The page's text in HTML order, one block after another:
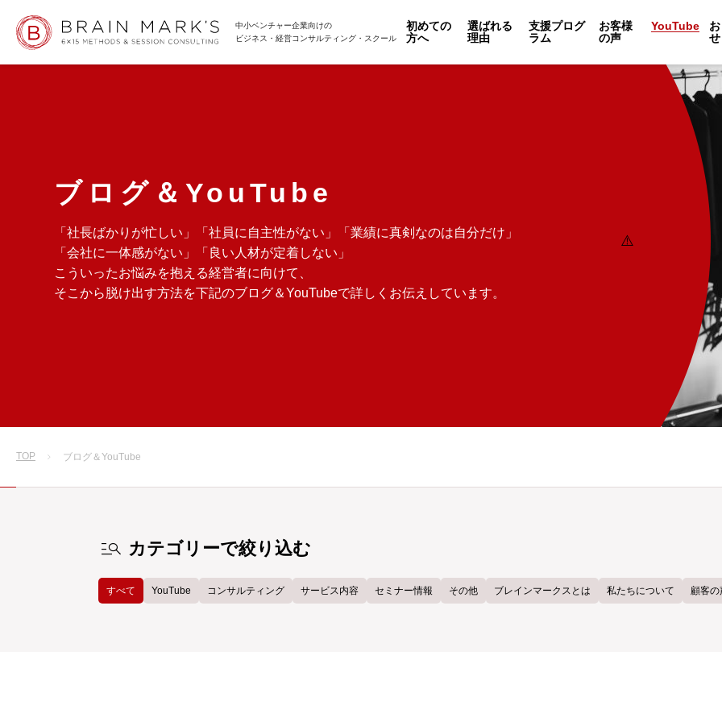
中小ベンチャー企業向けの
ビジネス・経営コンサルティング・スクール
初めての
方へ
選ばれる
理由
支援プログ
ラム
お客様
の声
YouTube
せ
ブログ＆YouTube
「社長ばかりが忙しい」「社員に自主性がない」「業績に真剣なのは自分だけ」
「会社に一体感がない」「良い人材が定着しない」
こういったお悩みを抱える経営者に向けて、
そこから脱け出す方法を下記のブログ＆YouTubeで詳しくお伝えしています。
TOP ブログ＆YouTube
manage_search カテゴリーで絞り込む
すべて YouTube コンサルティング サービス内容 セミナー情報 その他 ブレインマークスとは 私たちについて 顧客の